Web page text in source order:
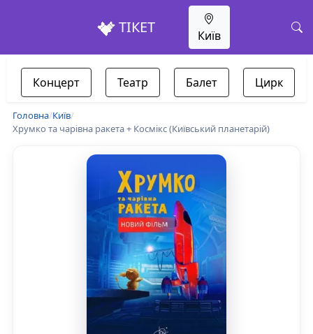
ТІКЕТ Київ
Концерт Театр Балет Цирк
Головна/Київ/
Хрумко та чарівна ракета + Космікс (Київський планетарій)